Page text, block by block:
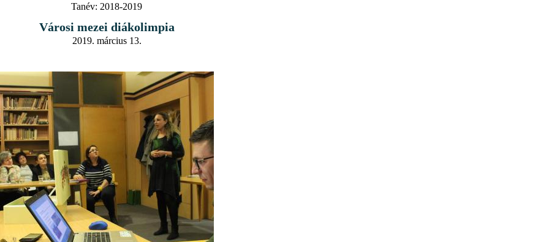
Tanév: 2018-2019
Városi mezei diákolimpia
2019. március 13.